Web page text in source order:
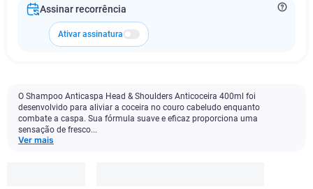
Assinar recorrência
Ativar assinatura
O Shampoo Anticaspa Head & Shoulders Anticoceira 400ml foi
desenvolvido para aliviar a coceira no couro cabeludo enquanto
combate a caspa. Sua fórmula suave e eficaz proporciona uma
sensação de fresco...
Ver mais